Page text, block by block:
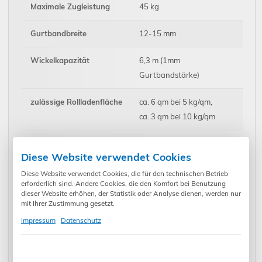
Maximale Zugleistung 45 kg
Gurtbandbreite 12-15 mm
Wickelkapazität
6,3 m (1mm
Gurtbandstärke)
zulässige Rollladenfläche
ca. 6 qm bei 5 kg/qm,
ca. 3 qm bei 10 kg/qm
Nachlaufweg ≤ 0,2 U
Schutzklasse II
Schutzart
Diese Website verwendet Cookies
Diese Website verwendet Cookies, die für den technischen Betrieb
erforderlich sind. Andere Cookies, die den Komfort bei Benutzung
dieser Website erhöhen, der Statistik oder Analyse dienen, werden nur
mit Ihrer Zustimmung gesetzt.
Impressum
Datenschutz